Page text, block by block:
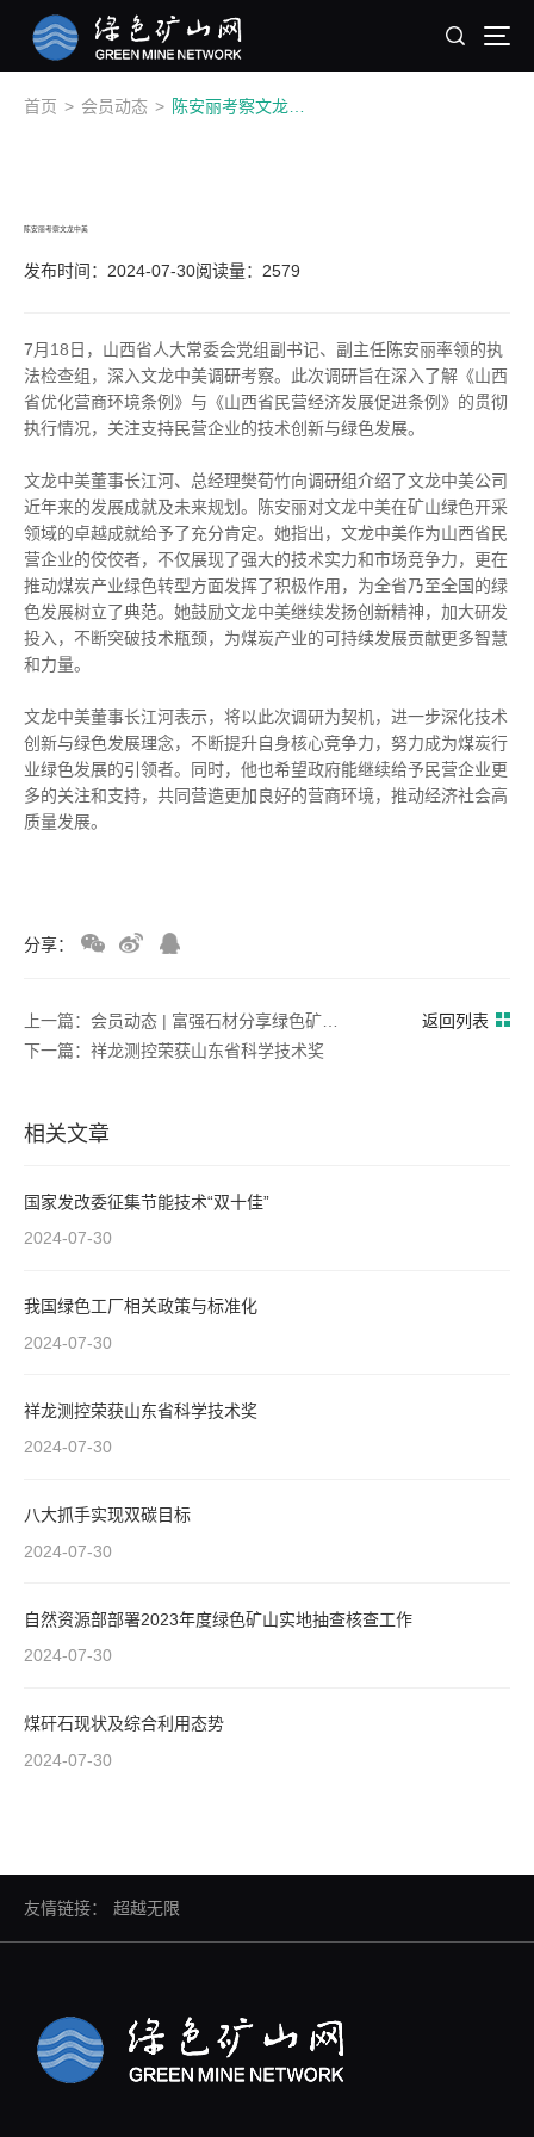
首页 > 会员动态 >
陈安丽考察文龙中美
发布时间：2024-07-30阅读量：2579
7月18日，山西省人大常委会党组副书记、副主任陈安丽率领的执
法检查组，深入文龙中美调研考察。此次调研旨在深入了解《山西
省优化营商环境条例》与《山西省民营经济发展促进条例》的贯彻
执行情况，关注支持民营企业的技术创新与绿色发展。
文龙中美董事长江河、总经理樊荀竹向调研组介绍了文龙中美公司
近年来的发展成就及未来规划。陈安丽对文龙中美在矿山绿色开采
领域的卓越成就给予了充分肯定。她指出，文龙中美作为山西省民
营企业的佼佼者，不仅展现了强大的技术实力和市场竞争力，更在
推动煤炭产业绿色转型方面发挥了积极作用，为全省乃至全国的绿
色发展树立了典范。她鼓励文龙中美继续发扬创新精神，加大研发
投入，不断突破技术瓶颈，为煤炭产业的可持续发展贡献更多智慧
和力量。
文龙中美董事长江河表示，将以此次调研为契机，进一步深化技术
创新与绿色发展理念，不断提升自身核心竞争力，努力成为煤炭行
业绿色发展的引领者。同时，他也希望政府能继续给予民营企业更
多的关注和支持，共同营造更加良好的营商环境，推动经济社会高
质量发展。
分享：
返回列表
下一篇：祥龙测控荣获山东省科学技术奖
相关文章
国家发改委征集节能技术“双十佳”
2024-07-30
我国绿色工厂相关政策与标准化
2024-07-30
祥龙测控荣获山东省科学技术奖
2024-07-30
八大抓手实现双碳目标
2024-07-30
自然资源部部署2023年度绿色矿山实地抽查核查工作
2024-07-30
煤矸石现状及综合利用态势
2024-07-30
友情链接： 超越无限